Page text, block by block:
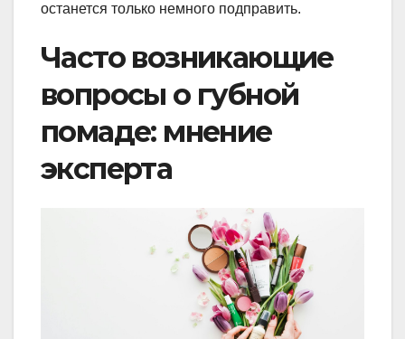
останется только немного подправить.
Часто возникающие
вопросы о губной
помаде: мнение
эксперта